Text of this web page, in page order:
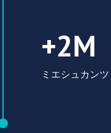
+2M
ミエシュカンツ
2,000,000